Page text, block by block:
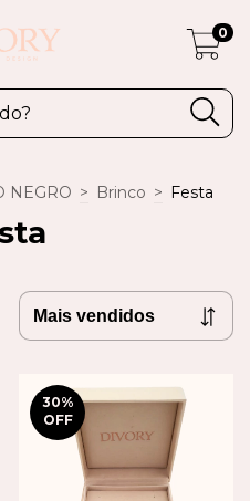
0
NEGRO > Brinco > Festa
30%
OFF